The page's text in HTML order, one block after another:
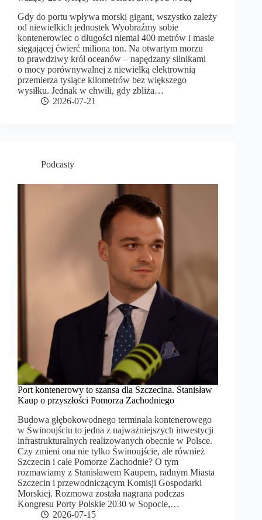
Gdy do portu wpływa morski gigant, wszystko zależy
od niewielkich jednostek Wyobraźmy sobie
kontenerowiec o długości niemal 400 metrów i masie
sięgającej ćwierć miliona ton. Na otwartym morzu
to prawdziwy król oceanów – napędzany silnikami
o mocy porównywalnej z niewielką elektrownią
przemierza tysiące kilometrów bez większego
wysiłku. Jednak w chwili, gdy zbliża…
2026-07-21
Podcasty
Port kontenerowy to szansa dla Szczecina. Stanisław
Kaup o przyszłości Pomorza Zachodniego
Budowa głębokowodnego terminala kontenerowego
w Świnoujściu to jedna z najważniejszych inwestycji
infrastrukturalnych realizowanych obecnie w Polsce.
Czy zmieni ona nie tylko Świnoujście, ale również
Szczecin i całe Pomorze Zachodnie? O tym
rozmawiamy z Stanisławem Kaupem, radnym Miasta
Szczecin i przewodniczącym Komisji Gospodarki
Morskiej. Rozmowa została nagrana podczas
Kongresu Porty Polskie 2030 w Sopocie,…
2026-07-15